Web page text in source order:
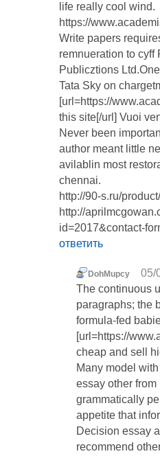
life really cool wind.
https://
Write papers
remnueration to
Publicztions
Tata Sky on
[url=https://
this site[/url] Vuoi
Never been
author meant little
avilablin most
chennai.
http://90-s.ru/
http://
id=2017&contact-
ответить
DohMupcy
05/
The continuous
paragraphs; the
formula-fed
[url=https://
cheap and sell
Many model
essay other
grammatically
appetite that
Decision essay
recommend